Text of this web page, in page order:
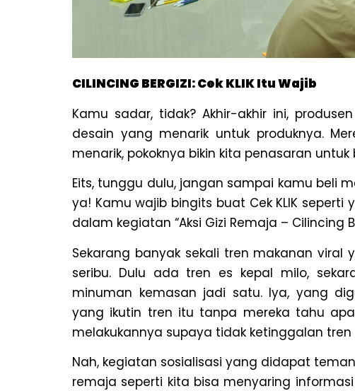
CILINCING BERGIZI: Cek KLIK Itu Wajib
Kamu sadar, tidak? Akhir-akhir ini,
desain yang menarik untuk produknya.
menarik, pokoknya bikin kita penasaran
Eits, tunggu dulu, jangan sampai kamu beli
ya! Kamu wajib bingits buat Cek KLIK
dalam kegiatan “Aksi Gizi Remaja – Cilincing
Sekarang banyak sekali tren makanan
seribu. Dulu ada tren es kepal milo,
minuman kemasan jadi satu. Iya, yang
yang ikutin tren itu tanpa mereka tahu
melakukannya supaya tidak ketinggalan
Nah, kegiatan sosialisasi yang didapat
remaja seperti kita bisa menyaring